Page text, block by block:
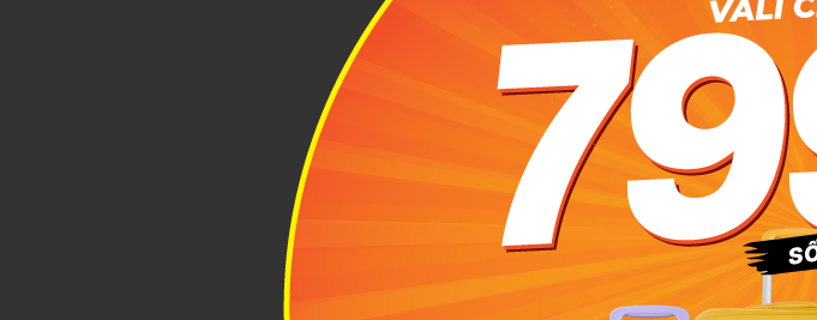
Vali kéo nhựa có độ bền cao, khó xảy ra hư
Chống nước tốt do thiết kế nhựa được phủ
tinh tế và sang trọng khi bạn di chuyển.